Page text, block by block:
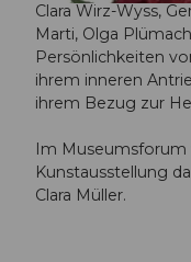
© Guidle.com
Clara Wirz-Wyss,
Marti, Olga
Persönlichkeiten
ihrem inneren
ihrem Bezug zur
Im
Kunstausstellung
Clara Müller.